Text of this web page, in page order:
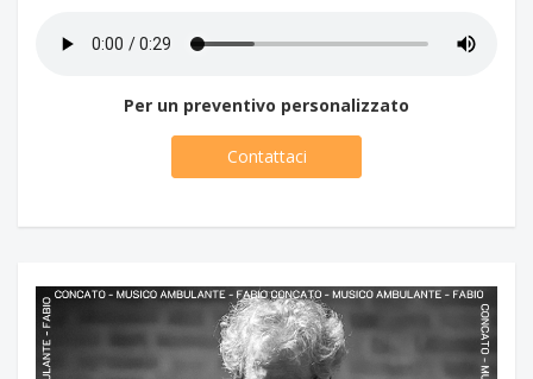
Per un preventivo personalizzato
Contattaci